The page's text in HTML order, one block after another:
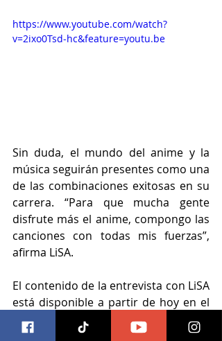
https://www.youtube.com/watch?
v=2ixo0Tsd-hc&feature=youtu.be
Sin duda, el mundo del anime y la
música seguirán presentes como una
de las combinaciones exitosas en su
carrera. “Para que mucha gente
disfrute más el anime, compongo las
canciones con todas mis fuerzas”,
afirma LiSA.
El contenido de la entrevista con LiSA
está disponible a partir de hoy en el
canal de Crunchyroll en YouTube.
Disfruta más declaraciones en